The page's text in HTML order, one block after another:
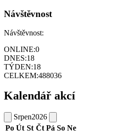
Návštěvnost
Návštěvnost:
ONLINE:0
DNES:18
TÝDEN:18
CELKEM:488036
Kalendář akcí
Srpen2026
Po Út St Čt Pá So Ne